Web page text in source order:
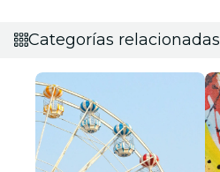
Categorías relacionadas